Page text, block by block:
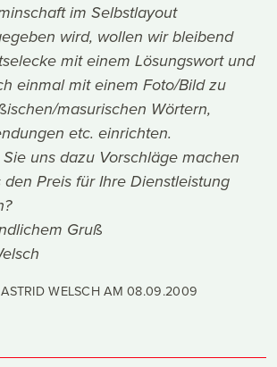
im Selbstlayout
wird, wollen wir bleibend
mit einem Lösungswort und
einmal mit einem Foto/Bild zu
masurischen Wörtern,
etc. einrichten.
uns dazu Vorschläge machen
den Preis für Ihre Dienstleistung
Gruß
WELSCH AM08.09.2009